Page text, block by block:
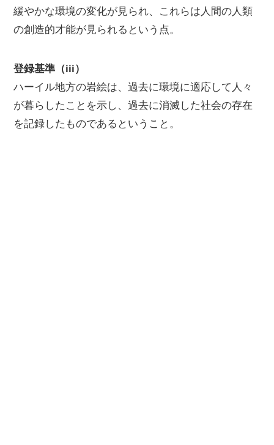
緩やかな環境の変化が見られ、これらは人間の人類
の創造的才能が見られるという点。
登録基準（iii）
ハーイル地方の岩絵は、過去に環境に適応して人々
が暮らしたことを示し、過去に消滅した社会の存在
を記録したものであるということ。